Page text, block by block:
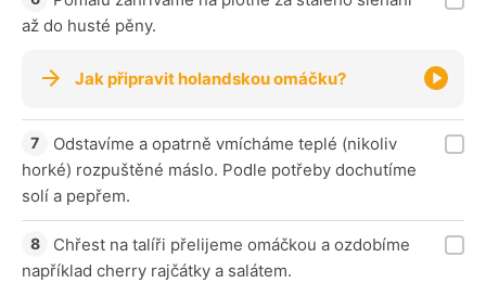
až do husté pěny.
Jak připravit holandskou omáčku?
Odstavíme a opatrně vmícháme teplé (nikoliv
horké) rozpuštěné máslo. Podle potřeby dochutíme
solí a pepřem.
Chřest na talíři přelijeme omáčkou a ozdobíme
například cherry rajčátky a salátem.